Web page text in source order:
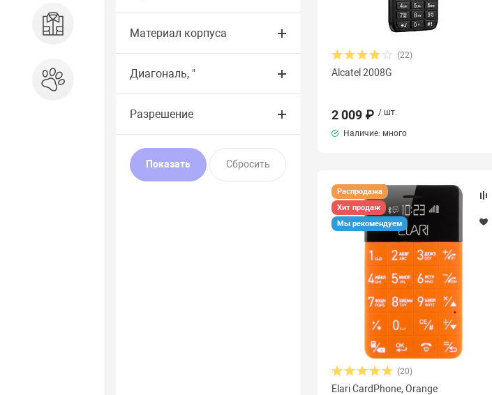
Зоотовары
Материал корпуса
Диагональ, "
Разрешение
(22)
Alcatel 2008G
2 009 ₽ / шт.
Наличие: много
Распродажа
Хит продаж
Мы рекомендуем
(20)
Elari CardPhone, Orange